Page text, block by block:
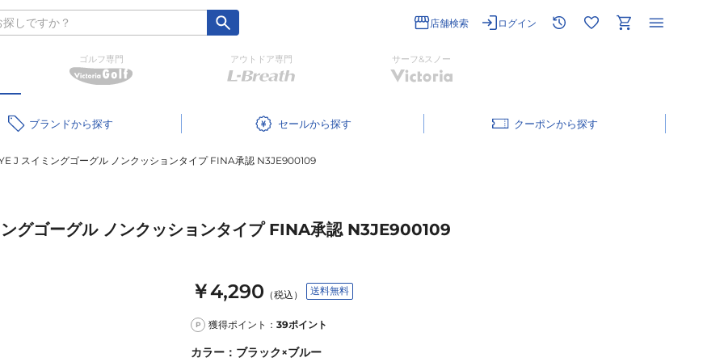
店舗検索 ログイン
ゴルフ専門 アウトドア専門 サーフ&スノー
ブランド セール クーポン
J スイミングゴーグル ノンクッションタイプ FINA承認 N3JE900109
グゴーグル ノンクッションタイプ FINA承認 N3JE900109
￥4,290 （税込） 送料無料
P 獲得ポイント： 39ポイント
カラー ： ブラック×ブルー